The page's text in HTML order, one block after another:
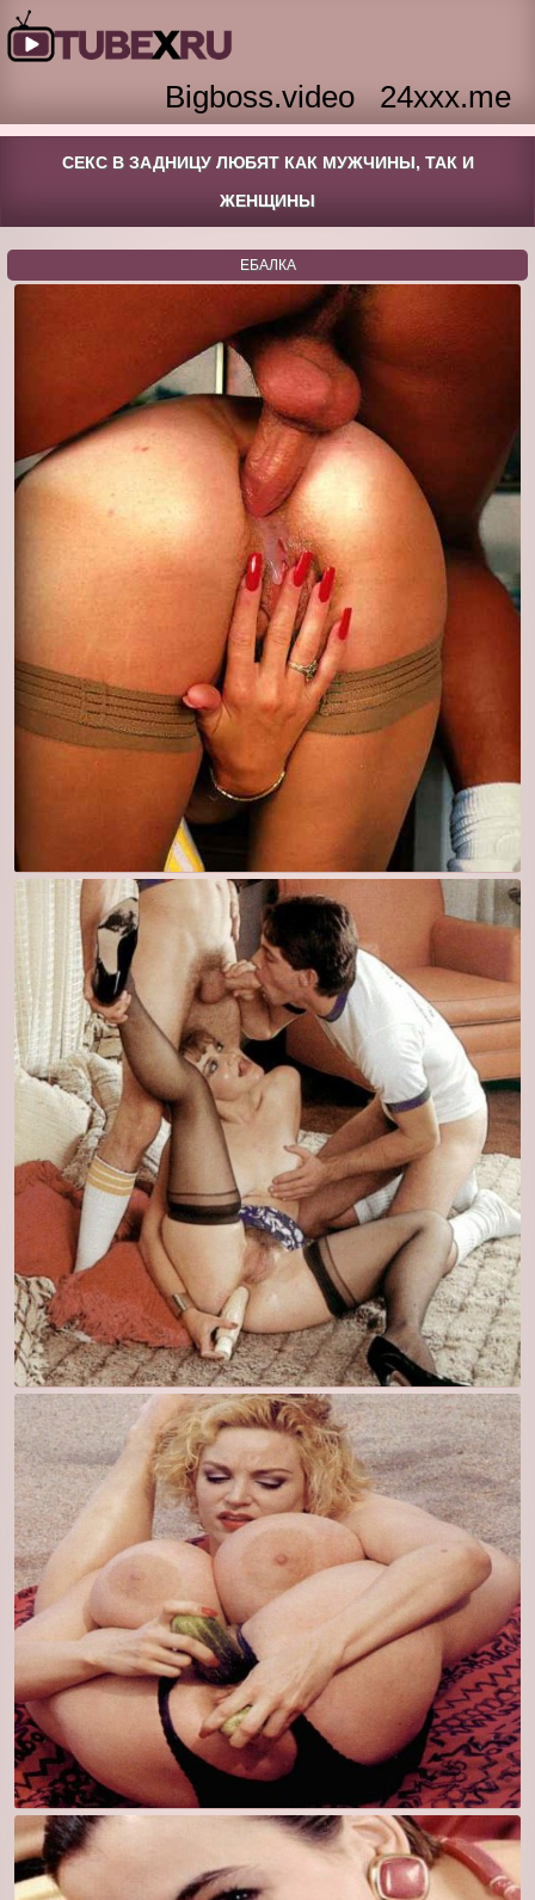
Bigboss.video 24xxx.me
СЕКС В ЗАДНИЦУ ЛЮБЯТ КАК МУЖЧИНЫ, ТАК И
ЖЕНЩИНЫ
ЕБАЛКА